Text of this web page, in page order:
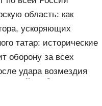
область: как
навсегда изменили
ускоряющих
татар: исторические
оборону за всех
удара возмездия
✪